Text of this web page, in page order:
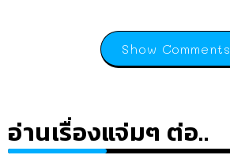
Show Comments
อ่านเรื่องแจ่มๆ ต่อ..